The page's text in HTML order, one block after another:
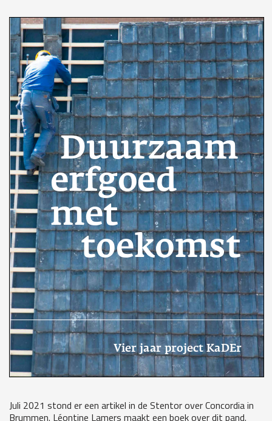
Juli 2021 stond er een artikel in de Stentor over Concordia in
Brummen. Léontine Lamers maakt een boek over dit pand.